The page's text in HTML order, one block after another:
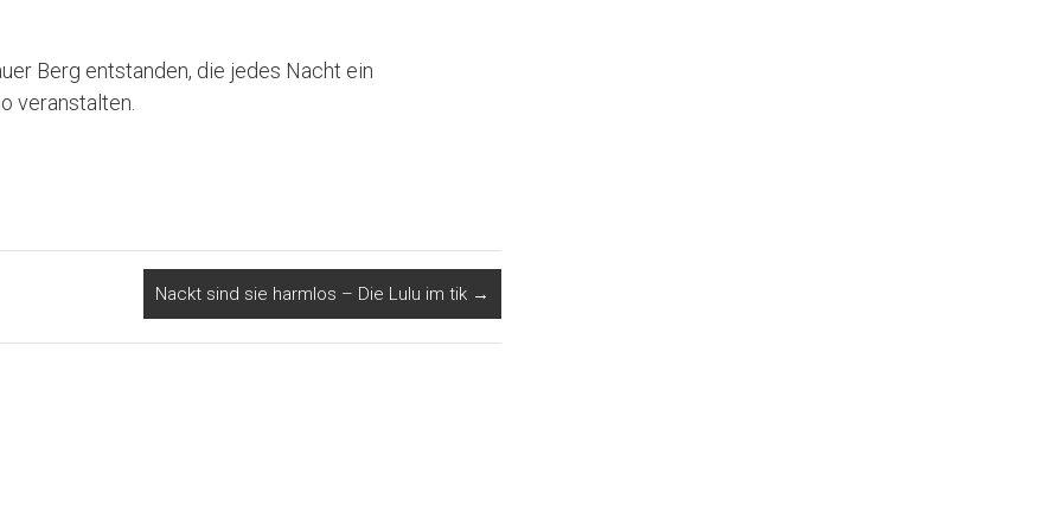
Berg entstanden, die jedes Nacht ein
veranstalten.
Nackt sind sie harmlos – Die Lulu im tik →